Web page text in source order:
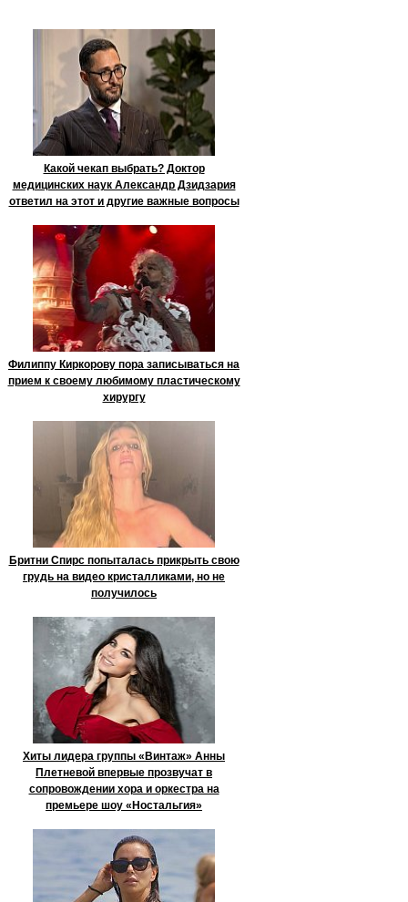
Какой чекап выбрать? Доктор
медицинских наук Александр Дзидзария
ответил на этот и другие важные вопросы
Филиппу Киркорову пора записываться на
прием к своему любимому пластическому
хирургу
Бритни Спирс попыталась прикрыть свою
грудь на видео кристалликами, но не
получилось
Хиты лидера группы «Винтаж» Анны
Плетневой впервые прозвучат в
сопровождении хора и оркестра на
премьере шоу «Ностальгия»